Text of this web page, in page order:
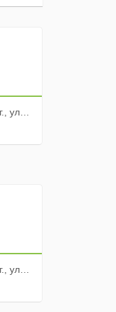
76
19а